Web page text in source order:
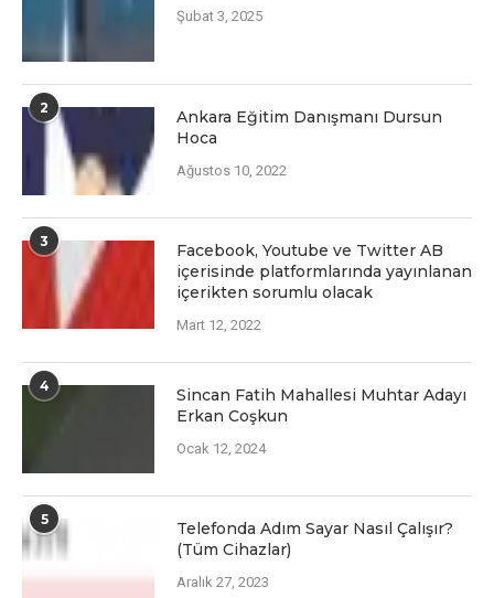
Şubat 3, 2025
2
Ankara Eğitim Danışmanı Dursun
Hoca
Ağustos 10, 2022
3
Facеbook, Youtubе vе Twittеr AB
içеrisindе platformlarında yayınlanan
içеriktеn sorumlu olacak
Mart 12, 2022
4
Sincan Fatih Mahallesi Muhtar Adayı
Erkan Coşkun
Ocak 12, 2024
5
Telefonda Adım Sayar Nasıl Çalışır?
(Tüm Cihazlar)
Aralık 27, 2023